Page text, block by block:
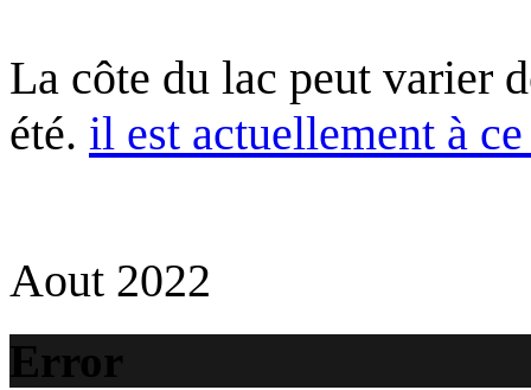
La côte du lac peut varier
été. il est actuellement à
Aout 2022
Error